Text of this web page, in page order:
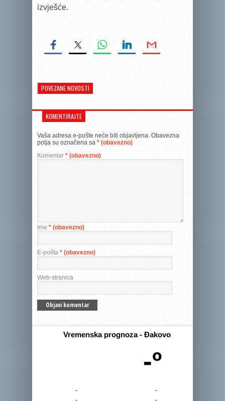
izvješće.
POVEZANE NOVOSTI
KOMENTIRAJTE
Vaša adresa e-pošte neće biti objavljena. Obavezna
polja su označena sa * (obavezno)
Komentar * (obavezno)
Ime * (obavezno)
E-pošta * (obavezno)
Web-stranica
Vremenska prognoza - Đakovo
-º
-
-